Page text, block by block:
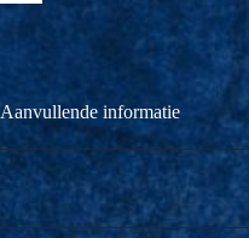
Aanvullende informatie